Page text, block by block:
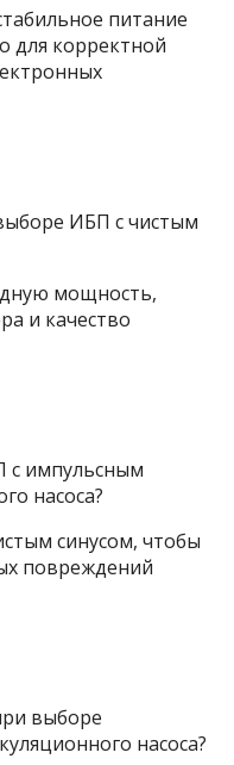
питание
для корректной
ИБП с чистым
мощность,
и качество
с импульсным
насоса?
синусом, чтобы
повреждений
выборе
насоса?